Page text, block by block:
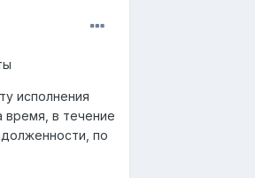
исполнения
время, в течение
по